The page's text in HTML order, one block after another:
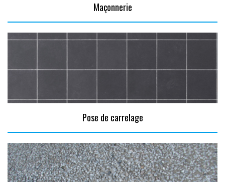
Maçonnerie
Pose de carrelage